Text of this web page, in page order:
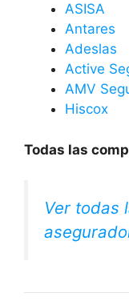
ASISA
Antares
Adeslas
Active
AMV
Hiscox
Todas las
Ver todas